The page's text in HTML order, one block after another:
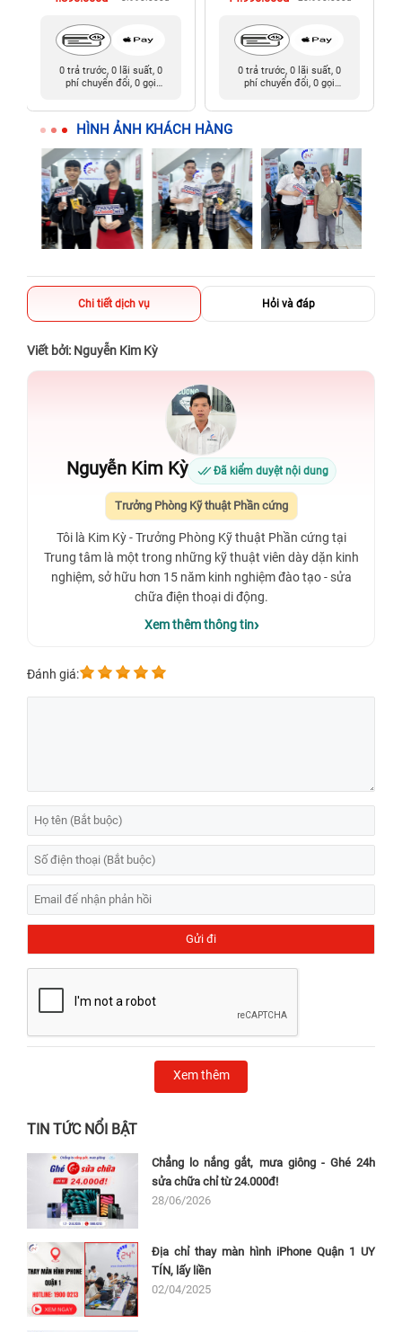
0 trả trước, 0 lãi suất, 0
phí chuyển đổi, 0 gọi
0 trả trước, 0 lãi suất, 0
phí chuyển đổi, 0 gọi
HÌNH ẢNH KHÁCH HÀNG
Chi tiết dịch vụ Hỏi và đáp
Viết bởi: Nguyễn Kim Kỳ
Nguyễn Kim Kỳ Đã kiểm duyệt nội dung
Trưởng Phòng Kỹ thuật Phần cứng
Tôi là Kim Kỳ - Trưởng Phòng Kỹ thuật Phần cứng tại
Trung tâm là một trong những kỹ thuật viên dày dặn kinh
nghiệm, sở hữu hơn 15 năm kinh nghiệm đào tạo - sửa
chữa điện thoại di động.
Xem thêm thông tin
Đánh giá:
Xem thêm
TIN TỨC NỔI BẬT
Chẳng lo nắng gắt, mưa giông - Ghé 24h
sửa chữa chỉ từ 24.000đ!
28/06/2026
Địa chỉ thay màn hình iPhone Quận 1 UY
TÍN, lấy liền
02/04/2025